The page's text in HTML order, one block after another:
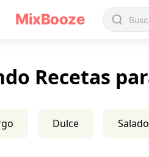
MixBooze
Recetas
Dulce Salado